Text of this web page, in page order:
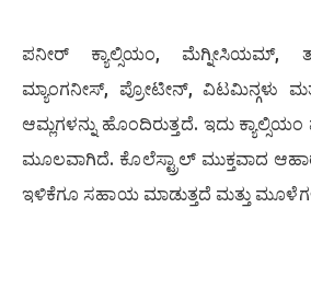
ಪನೀರ್ ಕ್ಯಾಲ್ಸಿಯಂ,
ಮ್ಯಾಂಗನೀಸ್, ಪ್ರೋಟೀನ್, ವಿಟಮಿನ್ಗಳು
ಆಮ್ಲಗಳನ್ನು ಹೊಂದಿರುತ್ತದೆ. ಇದು ಕ್ಯಾಲ್ಸಿಯಂ
ಮೂಲವಾಗಿದೆ. ಕೊಲೆಸ್ಟ್ರಾಲ್ ಮುಕ್ತವಾದ
ಇಳಿಕೆಗೂ ಸಹಾಯ ಮಾಡುತ್ತದೆ ಮತ್ತು